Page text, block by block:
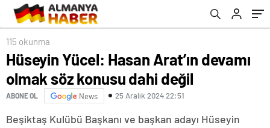
115 okunma
Hüseyin Yücel: Hasan Arat’ın devamı
olmak söz konusu dahi değil
ABONE OL News 25 Aralık 2024 22:51
Beşiktaş Kulübü Başkanı ve başkan adayı Hüseyin